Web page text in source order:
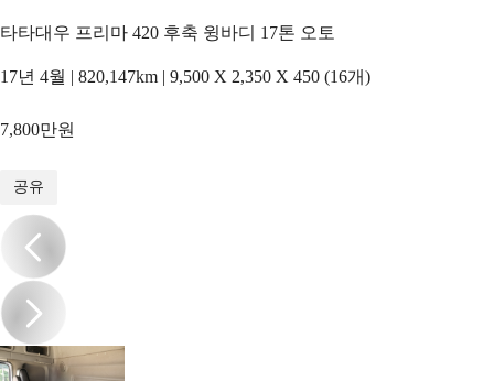
타타대우 프리마 420 후축 윙바디 17톤 오토
17년 4월 | 820,147km | 9,500 X 2,350 X 450 (16개)
7,800만원
공유
/20